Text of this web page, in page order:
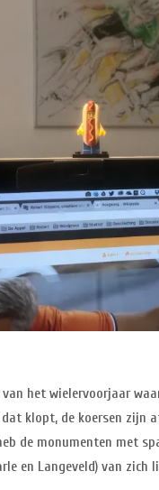
het wielervoorjaar
klopt, de koersen zijn
de monumenten met
en Langeveld) van